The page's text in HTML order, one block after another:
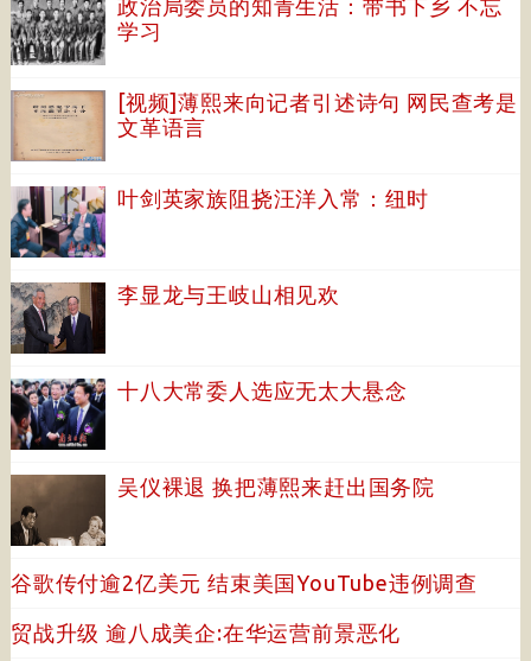
政治局委员的知青生活：带书下乡 不忘
学习
[视频]薄熙来向记者引述诗句 网民查考是
文革语言
叶剑英家族阻挠汪洋入常：纽时
李显龙与王岐山相见欢
十八大常委人选应无太大悬念
吴仪裸退 换把薄熙来赶出国务院
谷歌传付逾2亿美元 结束美国YouTube违例调查
贸战升级 逾八成美企:在华运营前景恶化